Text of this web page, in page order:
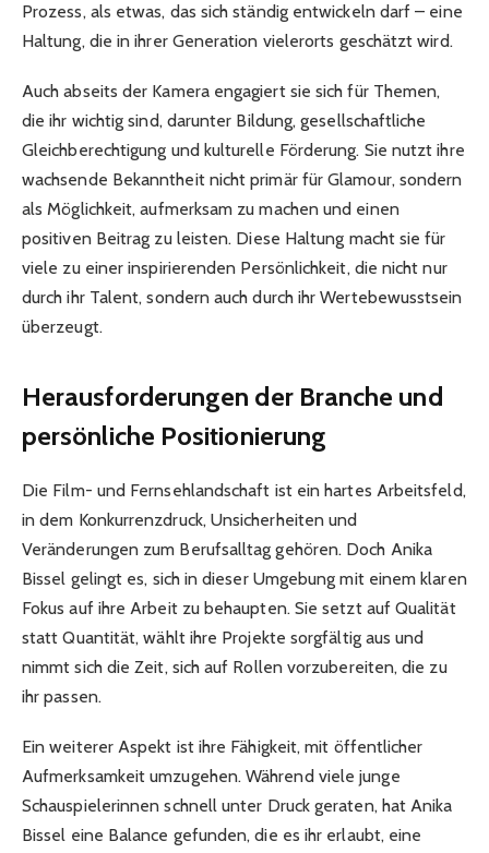
Prozess, als etwas, das sich ständig entwickeln darf – eine
Haltung, die in ihrer Generation vielerorts geschätzt wird.
Auch abseits der Kamera engagiert sie sich für Themen,
die ihr wichtig sind, darunter Bildung, gesellschaftliche
Gleichberechtigung und kulturelle Förderung. Sie nutzt ihre
wachsende Bekanntheit nicht primär für Glamour, sondern
als Möglichkeit, aufmerksam zu machen und einen
positiven Beitrag zu leisten. Diese Haltung macht sie für
viele zu einer inspirierenden Persönlichkeit, die nicht nur
durch ihr Talent, sondern auch durch ihr Wertebewusstsein
überzeugt.
Herausforderungen der Branche und
persönliche Positionierung
Die Film- und Fernsehlandschaft ist ein hartes Arbeitsfeld,
in dem Konkurrenzdruck, Unsicherheiten und
Veränderungen zum Berufsalltag gehören. Doch Anika
Bissel gelingt es, sich in dieser Umgebung mit einem klaren
Fokus auf ihre Arbeit zu behaupten. Sie setzt auf Qualität
statt Quantität, wählt ihre Projekte sorgfältig aus und
nimmt sich die Zeit, sich auf Rollen vorzubereiten, die zu
ihr passen.
Ein weiterer Aspekt ist ihre Fähigkeit, mit öffentlicher
Aufmerksamkeit umzugehen. Während viele junge
Schauspielerinnen schnell unter Druck geraten, hat Anika
Bissel eine Balance gefunden, die es ihr erlaubt, eine